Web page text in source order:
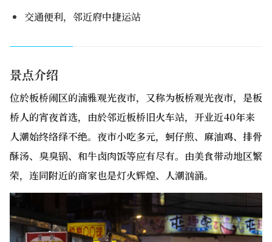
交通便利，邻近府中捷运站
景点介绍
位於板桥闹区的湳雅观光夜市，又称为板桥观光夜市，是板
桥人的宵夜首选，由於邻近板桥旧火车站，开业近40年来
人潮始终络绎不绝。夜市小吃多元，蚵仔煎、麻油鸡、排骨
酥汤、臭臭锅、和牛卤肉饭等应有尽有。由美食带动地区繁
荣，连同附近的商家也是灯火辉煌、人潮汹涌。